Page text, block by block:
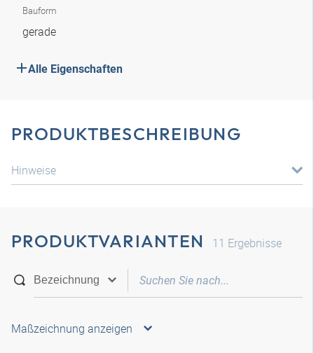
Bauform
gerade
Alle Eigenschaften
PRODUKTBESCHREIBUNG
Hinweise
PRODUKTVARIANTEN 11 Ergebnisse
Maßzeichnung anzeigen